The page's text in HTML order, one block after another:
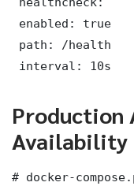
enabled: true
path: /health
interval: 10s
Production
Availability
# docker-